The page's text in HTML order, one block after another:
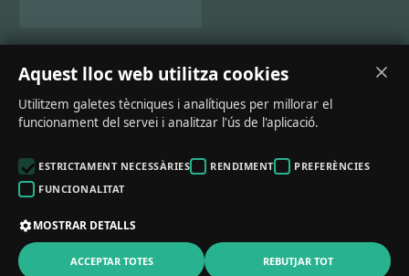
privacitat.
Pàgina web realitzada perCompsaOnline
Aquest lloc web utilitza cookies
Utilitzem galetes tècniques i analítiques per millorar el
funcionament del servei i analitzar l'ús de l'aplicació.
ESTRICTAMENT NECESSÀRIES RENDIMENT
PREFERÈNCIES
FUNCIONALITAT
MOSTRAR DETALLS
ACCEPTAR TOTES REBUTJAR TOT